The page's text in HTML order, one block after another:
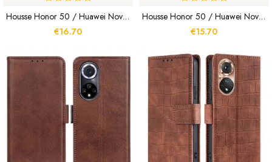
Housse Honor 50 / Huawei Nova 9 Simili Cuir Finesse
€16.70
Housse Honor 50 / Huawei Nova 9 Effet Cuir Classique
€15.70